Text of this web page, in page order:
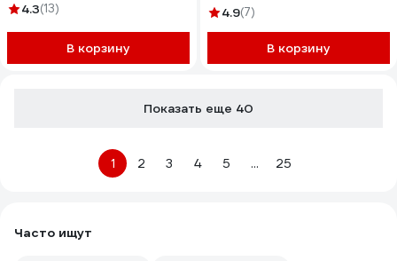
4.3(13)
В корзину
4.9(7)
В корзину
Показать еще 40
1 2 3 4 5 ... 25
Часто ищут